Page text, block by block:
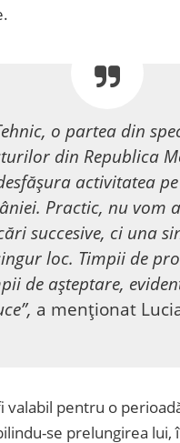
o partea din
din Republica
activitatea
Practic, nu vom
succesive, ci una
loc. Timpii de
de așteptare,
a menționat
valabil pentru o
se prelungirea lui,